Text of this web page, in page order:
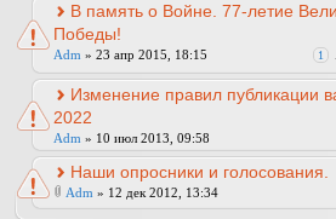
В память о Войне. 77-летие
Победы!
1
Adm » 23 апр 2015, 18:15
Изменение правил публикации
2022
Adm » 10 июл 2013, 09:58
Наши опросники и голосования.
Adm » 12 дек 2012, 13:34